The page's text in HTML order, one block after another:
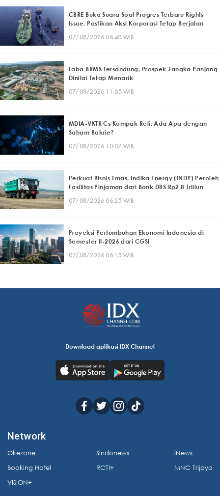
CBRE Buka Suara Soal Progres Terbaru Rights
Issue, Pastikan Aksi Korporasi Tetap Berjalan
07/08/2026 06:40 WIB
Laba BRMS Tersandung, Prospek Jangka Panjang
Dinilai Tetap Menarik
07/08/2026 11:05 WIB
MDIA-VKTR Cs Kompak Reli, Ada Apa dengan
Saham Bakrie?
07/08/2026 10:07 WIB
Perkuat Bisnis Emas, Indika Energy (INDY) Peroleh
Fasilitas Pinjaman dari Bank DBS Rp2,8 Triliun
07/08/2026 06:25 WIB
Proyeksi Pertumbuhan Ekonomi Indonesia di
Semester II-2026 dari CGSI
07/08/2026 06:15 WIB
Download aplikasi IDX Channel
Network
Okezone
Booking Hotel
VISION+
Sindonews
RCTI+
iNews
MNC Trijaya